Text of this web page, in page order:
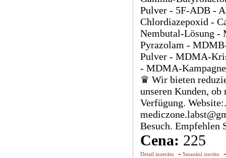
Pulver - 5F-ADB -
Chlordiazepoxid -
Nembutal-Lösung -
Pyrazolam -
Pulver - MDMA-
- MDMA-
♛ Wir bieten
unseren Kunden, ob
Verfügung.
Besuch. Empfehlen
Cena: 225
Detail inzerátu - Smazání izerátu